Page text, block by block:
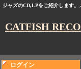
ジャズのCD,LPをご紹介します。
CATFISH
ログイン